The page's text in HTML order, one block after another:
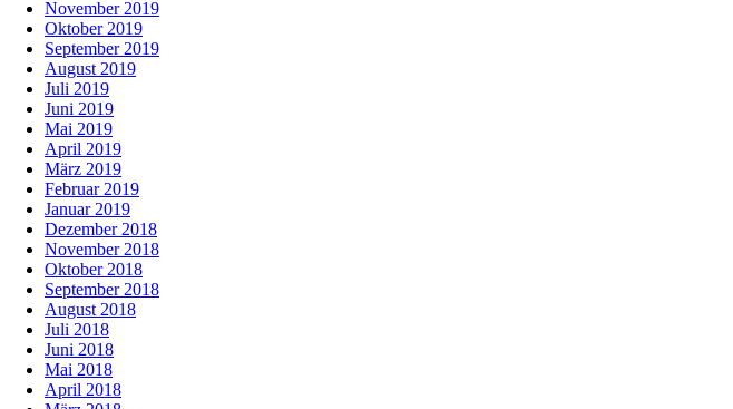
November 2019
Oktober 2019
September 2019
August 2019
Juli 2019
Juni 2019
Mai 2019
April 2019
März 2019
Februar 2019
Januar 2019
Dezember 2018
November 2018
Oktober 2018
September 2018
August 2018
Juli 2018
Juni 2018
Mai 2018
April 2018